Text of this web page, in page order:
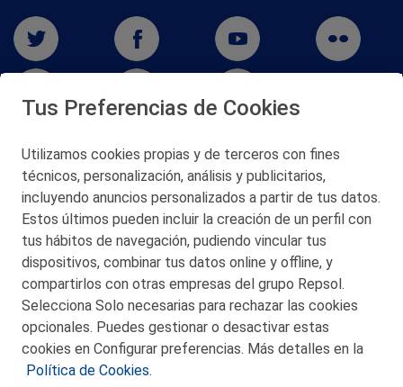
San Martín 5-Edificio Muñatones,
48550 Muskiz (Bizkaia)
Telf. 946 357 000
© 2026 Petronor S.A.
CONTACTO
Tus Preferencias de Cookies
Utilizamos cookies propias y de terceros con fines
técnicos, personalización, análisis y publicitarios,
incluyendo anuncios personalizados a partir de tus datos.
Estos últimos pueden incluir la creación de un perfil con
tus hábitos de navegación, pudiendo vincular tus
dispositivos, combinar tus datos online y offline, y
compartirlos con otras empresas del grupo Repsol.
Selecciona Solo necesarias para rechazar las cookies
opcionales. Puedes gestionar o desactivar estas
cookies en Configurar preferencias. Más detalles en la
Política de Cookies.